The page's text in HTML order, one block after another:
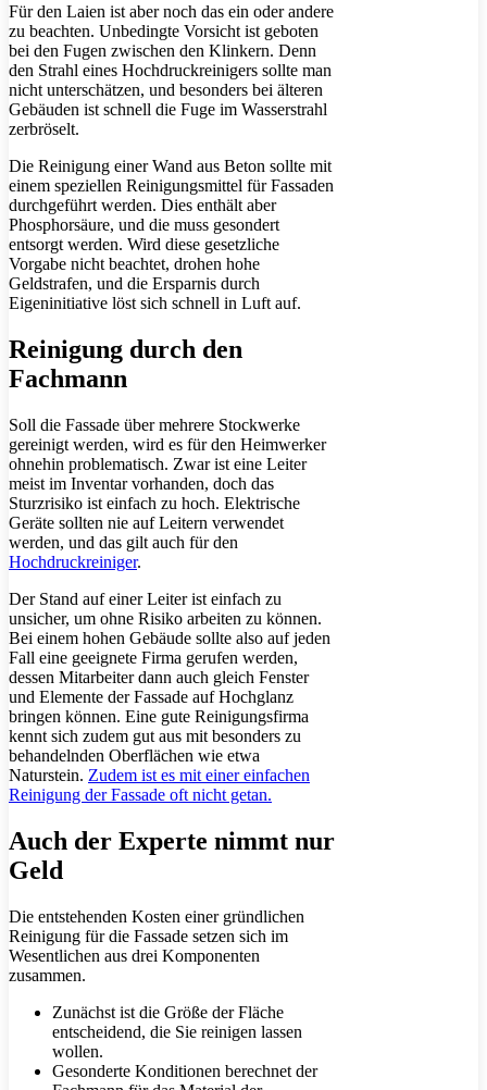
Für den Laien ist aber noch das ein oder andere
zu beachten. Unbedingte Vorsicht ist geboten
bei den Fugen zwischen den Klinkern. Denn
den Strahl eines Hochdruckreinigers sollte man
nicht unterschätzen, und besonders bei älteren
Gebäuden ist schnell die Fuge im Wasserstrahl
zerbröselt.
Die Reinigung einer Wand aus Beton sollte mit
einem speziellen Reinigungsmittel für Fassaden
durchgeführt werden. Dies enthält aber
Phosphorsäure, und die muss gesondert
entsorgt werden. Wird diese gesetzliche
Vorgabe nicht beachtet, drohen hohe
Geldstrafen, und die Ersparnis durch
Eigeninitiative löst sich schnell in Luft auf.
Reinigung durch den
Fachmann
Soll die Fassade über mehrere Stockwerke
gereinigt werden, wird es für den Heimwerker
ohnehin problematisch. Zwar ist eine Leiter
meist im Inventar vorhanden, doch das
Sturzrisiko ist einfach zu hoch. Elektrische
Geräte sollten nie auf Leitern verwendet
werden, und das gilt auch für den
Hochdruckreiniger.
Der Stand auf einer Leiter ist einfach zu
unsicher, um ohne Risiko arbeiten zu können.
Bei einem hohen Gebäude sollte also auf jeden
Fall eine geeignete Firma gerufen werden,
dessen Mitarbeiter dann auch gleich Fenster
und Elemente der Fassade auf Hochglanz
bringen können. Eine gute Reinigungsfirma
kennt sich zudem gut aus mit besonders zu
behandelnden Oberflächen wie etwa
Naturstein. Zudem ist es mit einer einfachen
Reinigung der Fassade oft nicht getan.
Auch der Experte nimmt nur
Geld
Die entstehenden Kosten einer gründlichen
Reinigung für die Fassade setzen sich im
Wesentlichen aus drei Komponenten
zusammen.
Zunächst ist die Größe der Fläche
entscheidend, die Sie reinigen lassen
wollen.
Gesonderte Konditionen berechnet der